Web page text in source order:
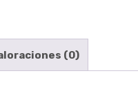
(0)